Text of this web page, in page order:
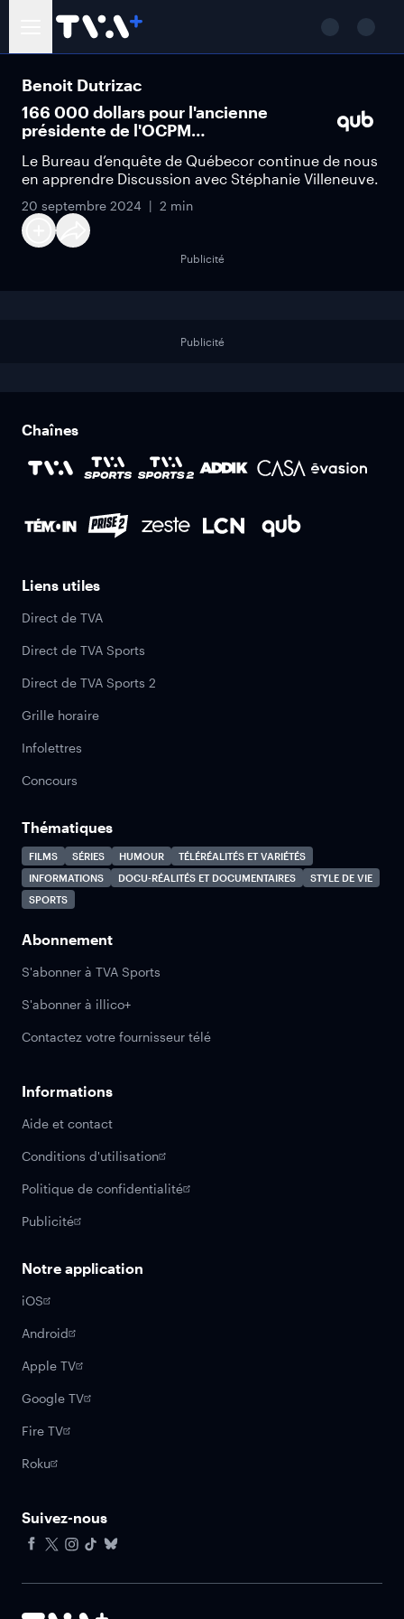
Benoit Dutrizac
166 000 dollars pour l'ancienne
présidente de l'OCPM…
Le Bureau d’enquête de Québecor continue de nous
en apprendre Discussion avec Stéphanie Villeneuve.
20 septembre 2024 2 min
Publicité
Publicité
Chaînes
Liens utiles
Direct de TVA
Direct de TVA Sports
Direct de TVA Sports 2
Grille horaire
Infolettres
Concours
Thématiques
FILMS SÉRIES HUMOUR
TÉLÉRÉALITÉS ET VARIÉTÉS
INFORMATIONS
DOCU-RÉALITÉS ET DOCUMENTAIRES
STYLE DE VIE
SPORTS
Abonnement
S'abonner à TVA Sports
S'abonner à illico+
Contactez votre fournisseur télé
Informations
Aide et contact
Conditions d'utilisation
Politique de confidentialité
Publicité
Notre application
iOS
Android
Apple TV
Google TV
Fire TV
Roku
Suivez-nous